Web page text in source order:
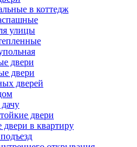
в коттедж
улицы
двери
двери
дверей
двери
в квартиру